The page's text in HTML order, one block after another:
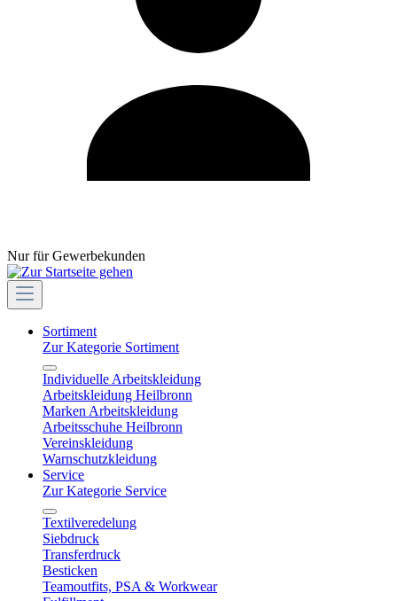
Nur für Gewerbekunden
Sortiment
Zur Kategorie Sortiment
Individuelle Arbeitskleidung
Arbeitskleidung Heilbronn
Marken Arbeitskleidung
Arbeitsschuhe Heilbronn
Vereinskleidung
Warnschutzkleidung
Service
Zur Kategorie Service
Textilveredelung
Siebdruck
Transferdruck
Besticken
Teamoutfits, PSA & Workwear